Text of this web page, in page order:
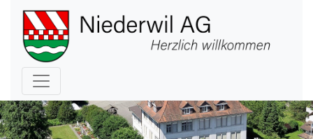
Hauptnavigation